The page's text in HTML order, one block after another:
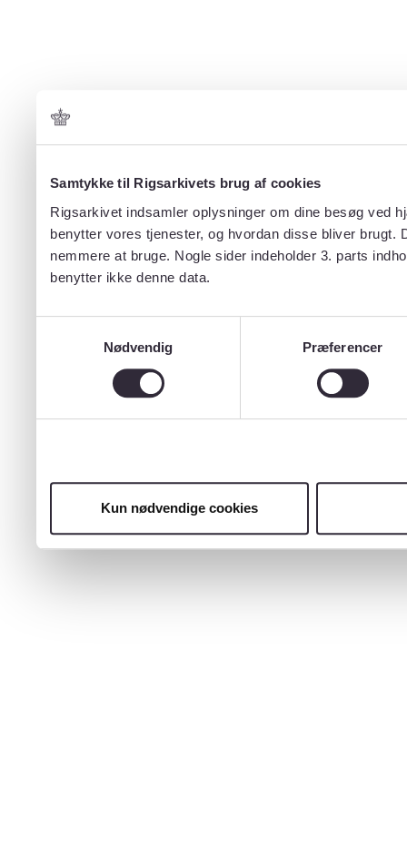
Samtykke til Rigsarkivets brug af cookies
Rigsarkivet indsamler oplysninger om dine besøg ved
benytter vores tjenester, og hvordan disse bliver
nemmere at bruge. Nogle sider indeholder 3. parts
benytter ikke denne data.
Nødvendig
Præferencer
Kun nødvendige cookies